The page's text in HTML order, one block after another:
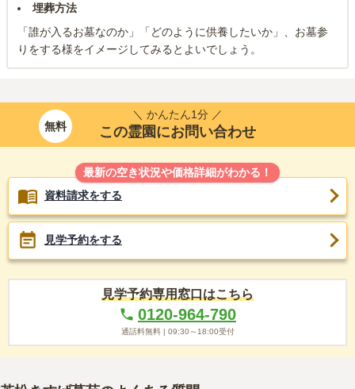
埋葬方法
「誰が入るお墓なのか」「どのように供養したいか」、お墓参
りをする様をイメージしてみるとよいでしょう。
無料
＼ かんたん1分 ／
この霊園にお問い合わせ
最新の空き状況や価格詳細がわかる！
資料請求をする
見学予約をする
見学予約専用窓口はこちら
0120-964-790
通話料無料 | 09:30～18:00受付